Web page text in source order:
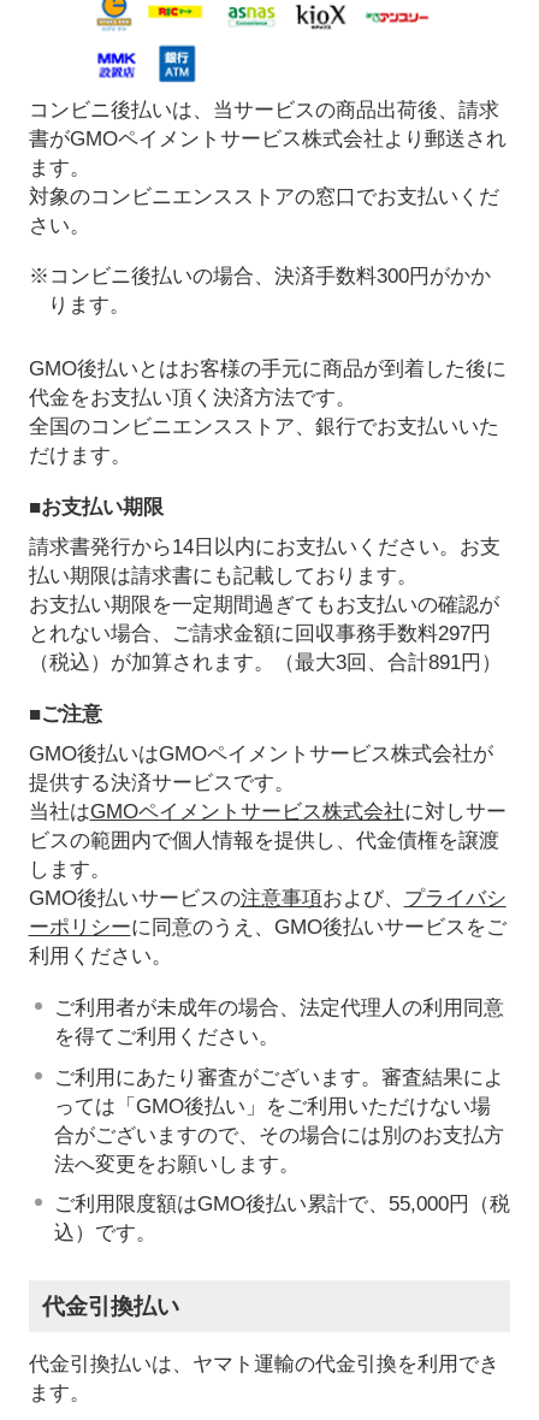
コンビニ後払いは、当サービスの商品出荷後、請求
書がGMOペイメントサービス株式会社より郵送され
ます。
対象のコンビニエンスストアの窓口でお支払いくだ
さい。
※コンビニ後払いの場合、決済手数料300円がかか
ります。
GMO後払いとはお客様の手元に商品が到着した後に
代金をお支払い頂く決済方法です。
全国のコンビニエンスストア、銀行でお支払いいた
だけます。
■お支払い期限
請求書発行から14日以内にお支払いください。お支
払い期限は請求書にも記載しております。
お支払い期限を一定期間過ぎてもお支払いの確認が
とれない場合、ご請求金額に回収事務手数料297円
（税込）が加算されます。（最大3回、合計891円）
■ご注意
GMO後払いはGMOペイメントサービス株式会社が
提供する決済サービスです。
当社はGMOペイメントサービス株式会社に対しサー
ビスの範囲内で個人情報を提供し、代金債権を譲渡
します。
GMO後払いサービスの注意事項および、 プライバシ
ーポリシーに同意のうえ、GMO後払いサービスをご
利用ください。
ご利用者が未成年の場合、法定代理人の利用同意
を得てご利用ください。
ご利用にあたり審査がございます。審査結果によ
っては「GMO後払い」をご利用いただけない場
合がございますので、その場合には別のお支払方
法へ変更をお願いします。
ご利用限度額はGMO後払い累計で、55,000円（税
込）です。
代金引換払い
代金引換払いは、ヤマト運輸の代金引換を利用でき
ます。